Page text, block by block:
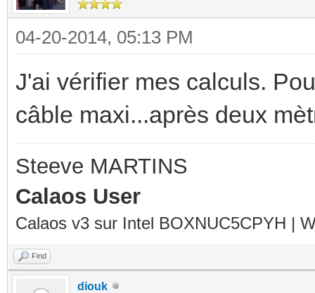
04-20-2014, 05:13 PM
J'ai vérifier mes calculs.
câble maxi...après deux
Steeve MARTINS
Calaos User
Calaos v3 sur Intel BOXNUC5CPYH |
Find
diouk